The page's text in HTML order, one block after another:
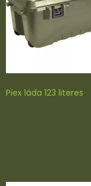
Piex láda 123 literes